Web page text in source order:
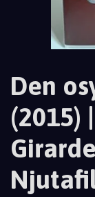
Den
(2015)